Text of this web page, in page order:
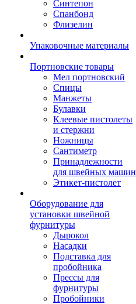
Синтепон
Спанбонд
Флизелин
Упаковочные материалы
Портновские товары
Мел портновский
Спицы
Манжеты
Булавки
Клеевые пистолеты
и стержни
Ножницы
Сантиметр
Принадлежности
для швейных машин
Этикет-пистолет
Оборудование для
установки швейной
фурнитуры
Дырокол
Насадки
Подставка для
пробойника
Прессы для
фурнитуры
Пробойники